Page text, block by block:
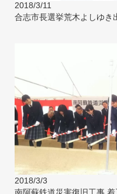
2018/3/11
合志市長選挙荒木よしゆき
2018/3/3